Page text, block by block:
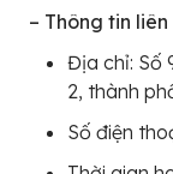
– Thông tin liên
Địa chỉ: Số
2, thành
Số điện